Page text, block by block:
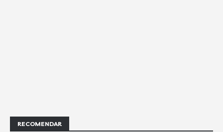
RECOMENDAR